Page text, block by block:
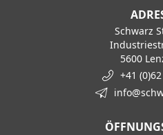
Schwarz
5600
+41